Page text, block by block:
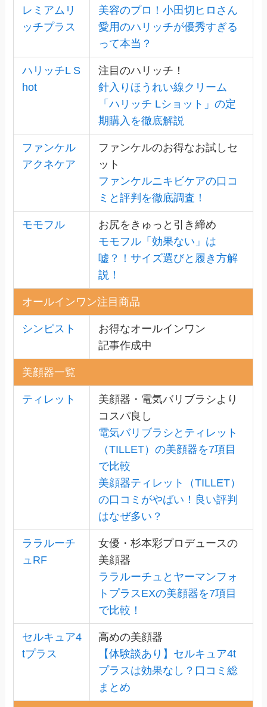
レミアムリ
ッチプラス
美容のプロ！小田切ヒロさん
愛用のハリッチが優秀すぎる
って本当？
ハリッチL S
hot
注目のハリッチ！
針入りほうれい線クリーム
「ハリッチ Lショット」の定
期購入を徹底解説
ファンケル
アクネケア
ファンケルのお得なお試しセ
ット
ファンケルニキビケアの口コ
ミと評判を徹底調査！
モモフル
お尻をきゅっと引き締め
モモフル「効果ない」は
嘘？！サイズ選びと履き方解
説！
オールインワン注目商品
シンピスト
お得なオールインワン
記事作成中
美顔器一覧
ティレット
美顔器・電気バリブラシより
コスパ良し
電気バリブラシとティレット
（TILLET）の美顔器を7項目
で比較
美顔器ティレット（TILLET）
の口コミがやばい！良い評判
はなぜ多い？
ララルーチ
ュRF
女優・杉本彩プロデュースの
美顔器
ララルーチュとヤーマンフォ
トプラスEXの美顔器を7項目
で比較！
セルキュア4
tプラス
高めの美顔器
【体験談あり】セルキュア4t
プラスは効果なし？口コミ総
まとめ